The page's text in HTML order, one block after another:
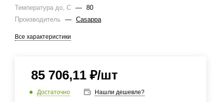
Температура до, С — 80
Производитель
— Casappa
Все характеристики
85 706,11 ₽/шт
Достаточно Нашли дешевле?